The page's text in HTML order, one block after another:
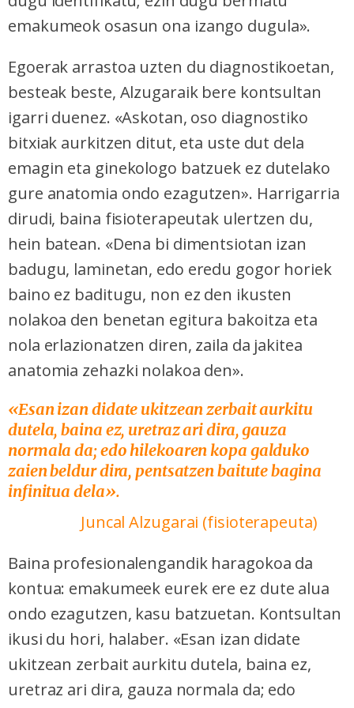
emakumeok osasun ona izango dugula».
Egoerak arrastoa uzten du diagnostikoetan,
besteak beste, Alzugaraik bere kontsultan
igarri duenez. «Askotan, oso diagnostiko
bitxiak aurkitzen ditut, eta uste dut dela
emagin eta ginekologo batzuek ez dutelako
gure anatomia ondo ezagutzen». Harrigarria
dirudi, baina fisioterapeutak ulertzen du,
hein batean. «Dena bi dimentsiotan izan
badugu, laminetan, edo eredu gogor horiek
baino ez baditugu, non ez den ikusten
nolakoa den benetan egitura bakoitza eta
nola erlazionatzen diren, zaila da jakitea
anatomia zehazki nolakoa den».
«Esan izan didate ukitzean zerbait aurkitu
dutela, baina ez, uretraz ari dira, gauza
normala da; edo hilekoaren kopa galduko
zaien beldur dira, pentsatzen baitute bagina
infinitua dela».
Juncal Alzugarai (fisioterapeuta)
Baina profesionalengandik haragokoa da
kontua: emakumeek eurek ere ez dute alua
ondo ezagutzen, kasu batzuetan. Kontsultan
ikusi du hori, halaber. «Esan izan didate
ukitzean zerbait aurkitu dutela, baina ez,
uretraz ari dira, gauza normala da; edo